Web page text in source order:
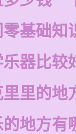
基础知
器比较
里的地
地方有